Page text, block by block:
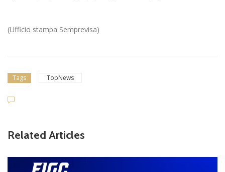
(Ufficio stampa Semprevisa)
Tags TopNews
Related Articles